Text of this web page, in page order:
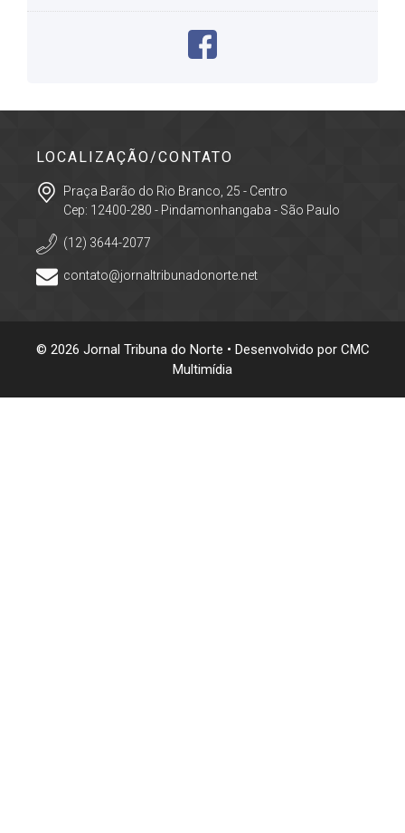
LOCALIZAÇÃO/CONTATO
Praça Barão do Rio Branco, 25 - Centro
Cep: 12400-280 - Pindamonhangaba - São Paulo
(12) 3644-2077
contato@jornaltribunadonorte.net
© 2026 Jornal Tribuna do Norte • Desenvolvido por CMC
Multimídia